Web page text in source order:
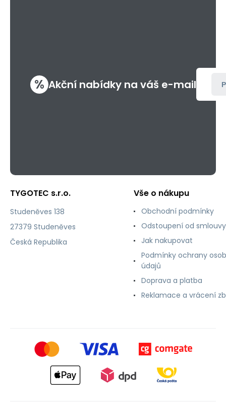
% Akční nabídky na váš e-mail
TYGOTEC s.r.o.
Studeněves 138
27379 Studeněves
Česká Republika
Vše o nákupu
Obchodní podmínky
Odstoupení od smlouvy
Jak nakupovat
Podmínky ochrany
údajů
Doprava a platba
Reklamace a vrácení